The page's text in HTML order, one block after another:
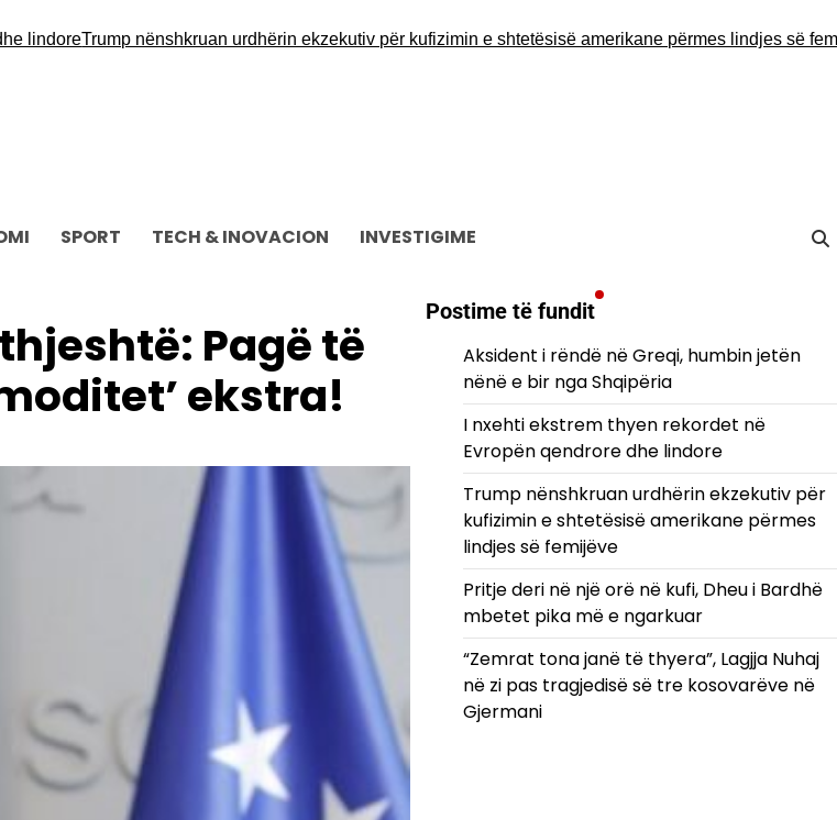
Trump nënshkruan urdhërin ekzekutiv për kufizimin e shtetësisë amerikane përmes lindjes së femijëve
SPORT TECH & INOVACION INVESTIGIME
Pagë të
ekstra!
Postime të fundit
Aksident i rëndë në Greqi, humbin jetën
nënë e bir nga Shqipëria
I nxehti ekstrem thyen rekordet në
Evropën qendrore dhe lindore
Trump nënshkruan urdhërin ekzekutiv për
kufizimin e shtetësisë amerikane përmes
lindjes së femijëve
Pritje deri në një orë në kufi, Dheu i Bardhë
mbetet pika më e ngarkuar
“Zemrat tona janë të thyera”, Lagjja Nuhaj
në zi pas tragjedisë së tre kosovarëve në
Gjermani